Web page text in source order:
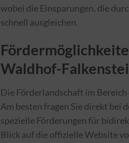
wobei die Einsparungen, die
schnell ausgleichen.
Waldhof-
Die Förderlandschaft im
Am besten fragen Sie direkt bei
spezielle Förderungen für
Blick auf die offizielle Website